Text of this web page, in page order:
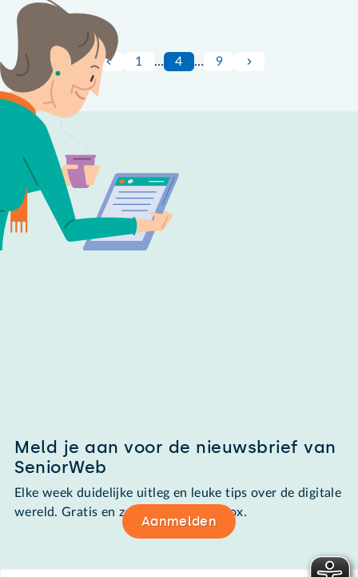
1 … 4 … 9
Meld je aan voor de nieuwsbrief van
SeniorWeb
Elke week duidelijke uitleg en leuke tips over de digitale
wereld. Gratis en zomaar in de mailbox.
Aanmelden